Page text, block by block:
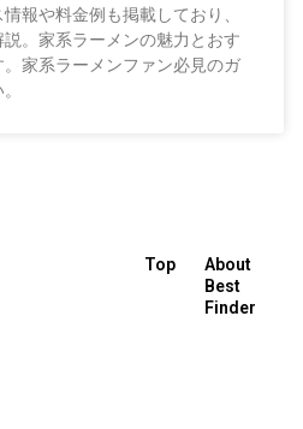
報や料金例も掲載しており、
。家系ラーメンの魅力とおす
家系ラーメンファン必見のガ
Top
About
Best
Finder